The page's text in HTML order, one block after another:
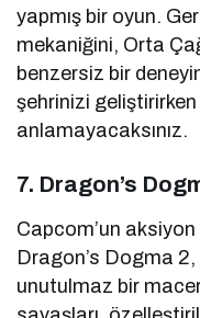
yapmış bir oyun.
mekaniğini, Orta
benzersiz bir
şehrinizi
anlamayacaksınız.
7. Dragon’s
Capcom’un
Dragon’s Dogma
unutulmaz bir